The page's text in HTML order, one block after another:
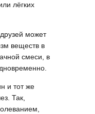
лёгких
может
веществ в
смеси, в
и тот же
Так,